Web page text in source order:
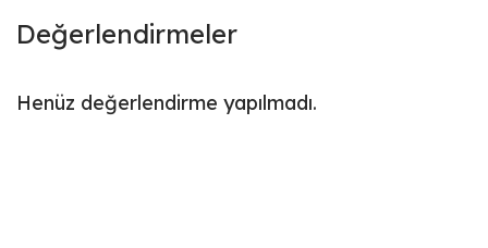
Değerlendirmeler
Henüz değerlendirme yapılmadı.